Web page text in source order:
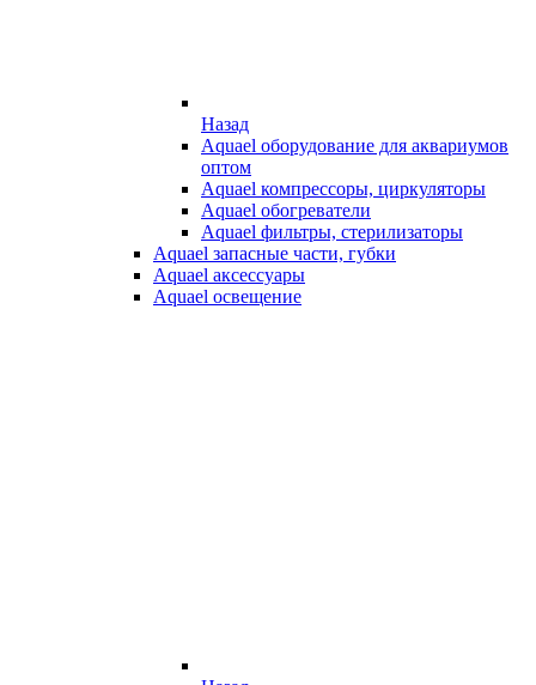
Назад
Aquael оборудование для аквариумов
оптом
Aquael компрессоры, циркуляторы
Aquael обогреватели
Aquael фильтры, стерилизаторы
Aquael запасные части, губки
Aquael аксессуары
Aquael освещение